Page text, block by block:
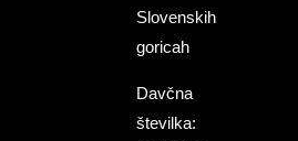
Slovenskih
goricah
Davčna
številka: